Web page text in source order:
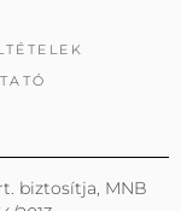
biztosítja, MNB